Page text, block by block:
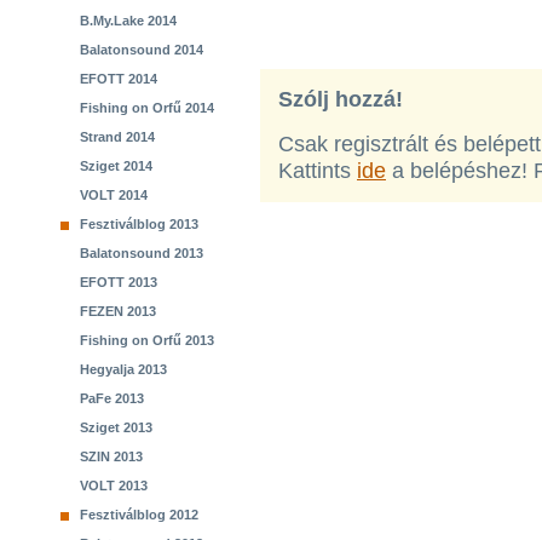
B.My.Lake 2014
Balatonsound 2014
EFOTT 2014
Fishing on Orfű 2014
Strand 2014
Sziget 2014
VOLT 2014
Fesztiválblog 2013
Balatonsound 2013
EFOTT 2013
FEZEN 2013
Fishing on Orfű 2013
Hegyalja 2013
PaFe 2013
Sziget 2013
SZIN 2013
VOLT 2013
Fesztiválblog 2012
Szólj hozzá!
Csak regisztrált és
Kattints ide a belépéshez!